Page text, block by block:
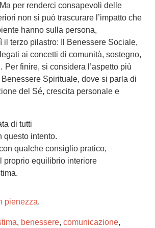
per renderci consapevoli delle
non si può trascurare l’impatto che
hanno sulla persona,
il terzo pilastro: Il Benessere Sociale,
ai concetti di comunità, sostegno,
finire, si considera l’aspetto più
Spirituale, dove si parla di
del Sé, crescita personale e
di tutti
questo intento.
qualche consiglio pratico,
proprio equilibrio interiore
pienezza.
, benessere, comunicazione,